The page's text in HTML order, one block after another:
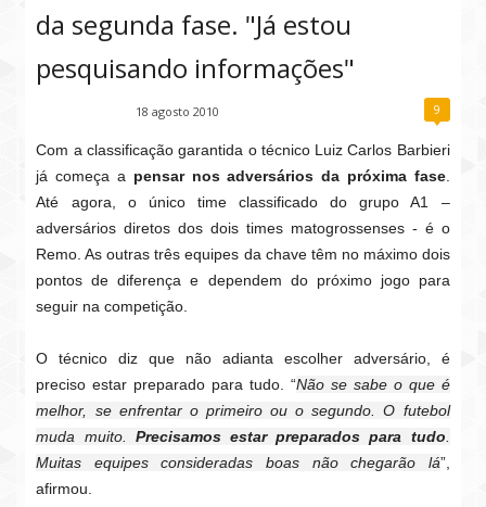
da segunda fase. "Já estou
pesquisando informações"
18 agosto 2010 9
Com a classificação garantida o técnico Luiz Carlos Barbieri
já começa a pensar nos adversários da próxima fase.
Até agora, o único time classificado do grupo A1 –
adversários diretos dos dois times matogrossenses - é o
Remo. As outras três equipes da chave têm no máximo dois
pontos de diferença e dependem do próximo jogo para
seguir na competição.
O técnico diz que não adianta escolher adversário, é
preciso estar preparado para tudo. “Não se sabe o que é
melhor, se enfrentar o primeiro ou o segundo. O futebol
muda muito. Precisamos estar preparados para tudo
Muitas equipes consideradas boas não chegarão lá”,
afirmou.